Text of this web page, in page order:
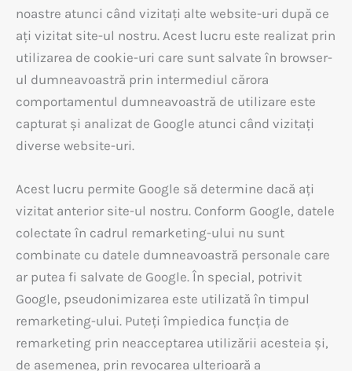
noastre atunci când vizitați alte website-uri după ce
ați vizitat site-ul nostru. Acest lucru este realizat prin
utilizarea de cookie-uri care sunt salvate în browser-
ul dumneavoastră prin intermediul cărora
comportamentul dumneavoastră de utilizare este
capturat și analizat de Google atunci când vizitați
diverse website-uri.
Acest lucru permite Google să determine dacă ați
vizitat anterior site-ul nostru. Conform Google, datele
colectate în cadrul remarketing-ului nu sunt
combinate cu datele dumneavoastră personale care
ar putea fi salvate de Google. În special, potrivit
Google, pseudonimizarea este utilizată în timpul
remarketing-ului. Puteți împiedica funcția de
remarketing prin neacceptarea utilizării acesteia și,
de asemenea, prin revocarea ulterioară a